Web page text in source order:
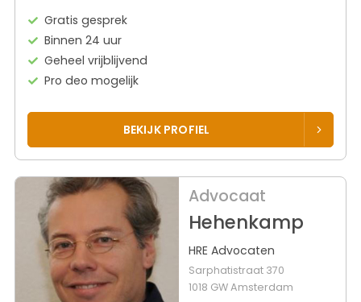
Gratis gesprek
Binnen 24 uur
Geheel vrijblijvend
Pro deo mogelijk
BEKIJK PROFIEL
Advocaat
Hehenkamp
HRE Advocaten
Sarphatistraat 370
1018 GW Amsterdam